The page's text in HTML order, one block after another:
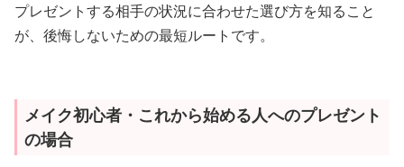
プレゼントする相手の状況に合わせた選び方を知ること
が、後悔しないための最短ルートです。
メイク初心者・これから始める人へのプレゼント
の場合